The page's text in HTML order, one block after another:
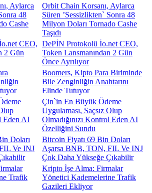
Orbit Chain Korsanı, Aylarca
Süren ’Sessizlikten` Sonra 48
Milyon Doları Tornado Cashe
Taşıdı
DePİN Protokolü İo.net CEO,
Token Lansmanından 2 Gün
Önce Ayrılıyor
Boomers, Kipto Para Biriminde
Bile Zenginliğin Anahtarını
Elinde Tutuyor
Çin`in En Büyük Ödeme
Uygulaması, Saçsız Olup
Olmadığınızı Kontrol Eden AI
Özelliğini Sundu
Bitcoin Fiyatı 69 Bin Doları
Aşarsa BNB, TON, FIL Ve INJ
Çok Daha Yükseğe Çıkabilir
Kripto İşe Alma: Firmalar
Yönetici Kademelerine Trafik
Gazileri Ekliyor